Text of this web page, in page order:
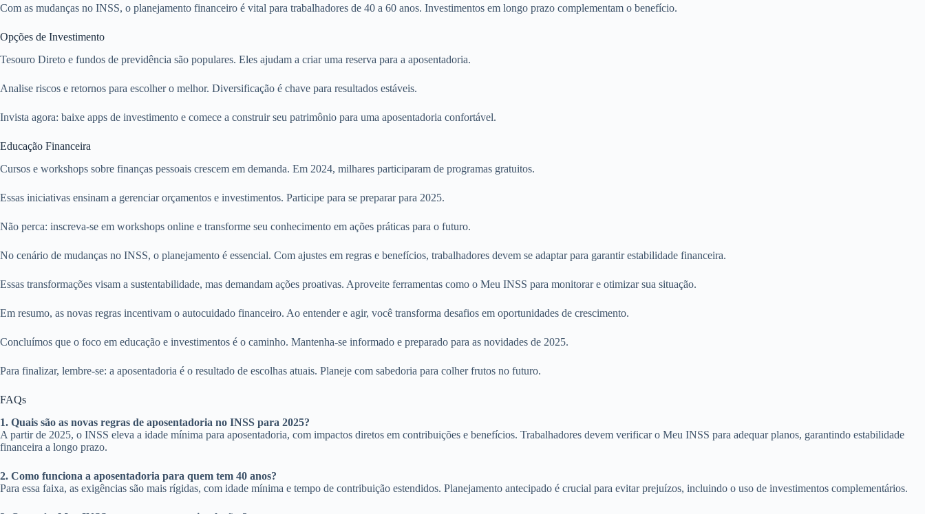
Com as mudanças no INSS, o planejamento financeiro é vital para trabalhadores de 40 a 60 anos. Investimentos em longo prazo complementam o benefício.
Opções de Investimento
Tesouro Direto e fundos de previdência são populares. Eles ajudam a criar uma reserva para a aposentadoria.
Analise riscos e retornos para escolher o melhor. Diversificação é chave para resultados estáveis.
Invista agora: baixe apps de investimento e comece a construir seu patrimônio para uma aposentadoria confortável.
Educação Financeira
Cursos e workshops sobre finanças pessoais crescem em demanda. Em 2024, milhares participaram de programas gratuitos.
Essas iniciativas ensinam a gerenciar orçamentos e investimentos. Participe para se preparar para 2025.
Não perca: inscreva-se em workshops online e transforme seu conhecimento em ações práticas para o futuro.
No cenário de mudanças no INSS, o planejamento é essencial. Com ajustes em regras e benefícios, trabalhadores devem se adaptar para garantir estabilidade financeira.
Essas transformações visam a sustentabilidade, mas demandam ações proativas. Aproveite ferramentas como o Meu INSS para monitorar e otimizar sua situação.
Em resumo, as novas regras incentivam o autocuidado financeiro. Ao entender e agir, você transforma desafios em oportunidades de crescimento.
Concluímos que o foco em educação e investimentos é o caminho. Mantenha-se informado e preparado para as novidades de 2025.
Para finalizar, lembre-se: a aposentadoria é o resultado de escolhas atuais. Planeje com sabedoria para colher frutos no futuro.
FAQs
1. Quais são as novas regras de aposentadoria no INSS para 2025?
A partir de 2025, o INSS eleva a idade mínima para aposentadoria, com impactos diretos em contribuições e benefícios. Trabalhadores devem verificar o Meu INSS para adequar planos, garantindo estabilidade
financeira a longo prazo.
2. Como funciona a aposentadoria para quem tem 40 anos?
Para essa faixa, as exigências são mais rígidas, com idade mínima e tempo de contribuição estendidos. Planejamento antecipado é crucial para evitar prejuízos, incluindo o uso de investimentos complementários.